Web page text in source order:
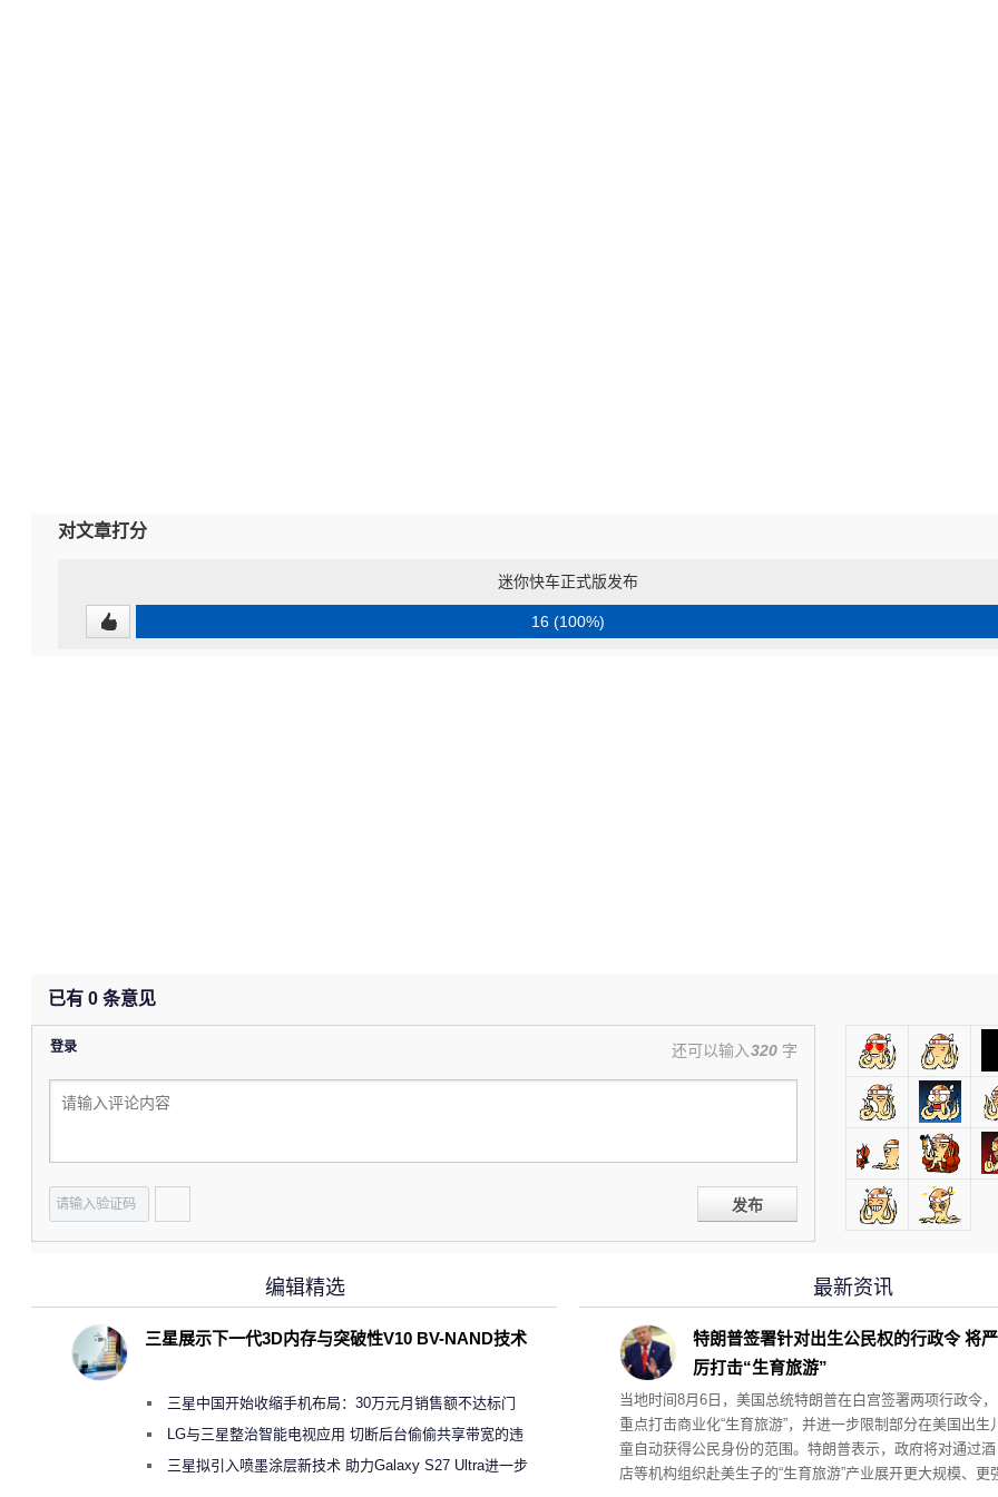
对文章打分
迷你快车正式版发布
16 (100%)
已有 0 条意见
登录 还可以输入320 字
发布
最新资讯
特朗普签署针对出生公民权的行政令 将严
厉打击“生育旅游”
当地时间8月6日，美国总统特朗普在白宫签署两项行政令，
重点打击商业化“生育旅游”，并进一步限制部分在美国出生
童自动获得公民身份的范围。特朗普表示，政府将对通过酒
店等机构组织赴美生子的“生育旅游”产业展开更大规模、更
编辑精选
三星展示下一代3D内存与突破性V10 BV-NAND技术
三星中国开始收缩手机布局：30万元月销售额不达标门
店 将被逐步清退
LG与三星整治智能电视应用 切断后台偷偷共享带宽的违
规行为三星拟引入喷墨涂层新技术 助力Galaxy S27 Ultra进一步